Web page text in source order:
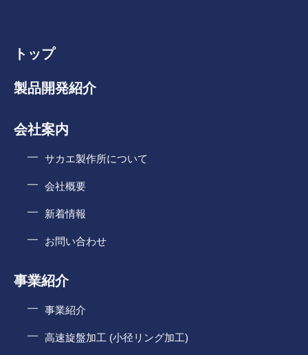
トップ
製品開発紹介
会社案内
サカエ製作所について
会社概要
新着情報
お問い合わせ
事業紹介
事業紹介
高速旋盤加工 (小径リング加工)